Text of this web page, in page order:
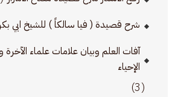
شرح قصيدة ( فيا سالكاً ) للشيخ ابي
آفات العلم وبيان علامات علماء
الإحياء
(3)